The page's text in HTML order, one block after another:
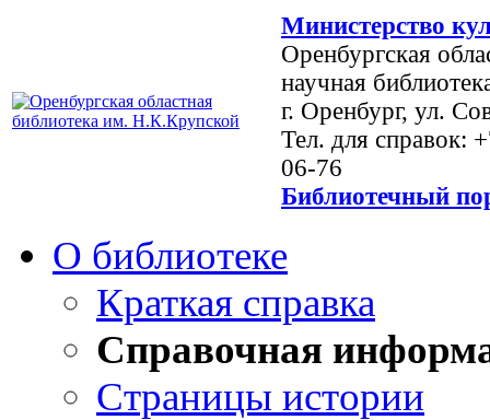
Министерство
Оренбургская
научная
г. Оренбург, ул.
Тел. для справок:
06-76
Библиотечный
О библиотеке
Краткая справка
Справочная
Страницы истории